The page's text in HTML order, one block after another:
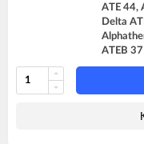
ATE 44,
Delta
ATEB 37